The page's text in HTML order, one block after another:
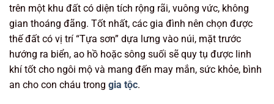
trên một khu đất có diện tích rộng rãi, vuông vức, không
gian thoáng đãng. Tốt nhất, các gia đình nên chọn được
thế đất có vị trí “Tựa sơn” dựa lưng vào núi, mặt trước
hướng ra biển, ao hồ hoặc sông suối sẽ quy tụ được linh
khí tốt cho ngôi mộ và mang đến may mắn, sức khỏe, bình
an cho con cháu trong gia tộc.